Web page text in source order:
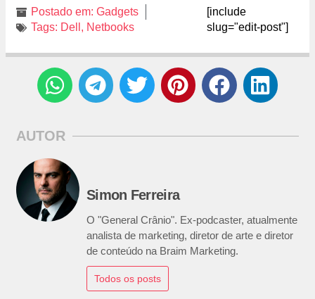
Postado em: Gadgets
Tags: Dell , Netbooks
[include
slug="edit-post"]
AUTOR
Simon Ferreira
O "General Crânio". Ex-podcaster, atualmente
analista de marketing, diretor de arte e diretor
de conteúdo na Braim Marketing.
Todos os posts